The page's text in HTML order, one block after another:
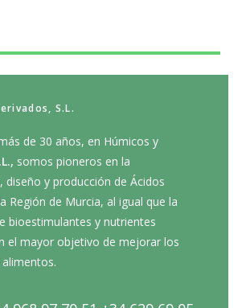
S.L.
de 30 años, en Húmicos y
somos pioneros en la
diseño y producción de Ácidos
Región de Murcia, al igual que la
bioestimulantes y nutrientes
el mayor objetivo de mejorar los